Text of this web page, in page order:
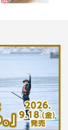
思ったことが
まく書いてくだ
マッチしてい
係性や横井が出
ますので、第